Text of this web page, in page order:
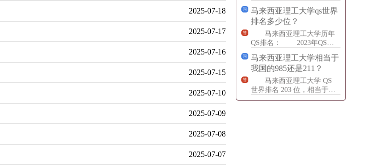
2025-07-18
2025-07-17
2025-07-16
2025-07-15
2025-07-10
2025-07-09
2025-07-08
2025-07-07
年。学校位于马来西亚南部
柔佛州的巴鲁宾市，是马来
西
问
马来西亚理工大学qs世界
排名多少位？
答
马来西亚理工大学历年
QS排名： 2023年QS世
的QS世界
问
马来西亚理工大学相当于
我国的985还是211？
答
马来西亚理工大学 QS
世界排名 203 位，相当于国
内 985 和 211 双一流高校，